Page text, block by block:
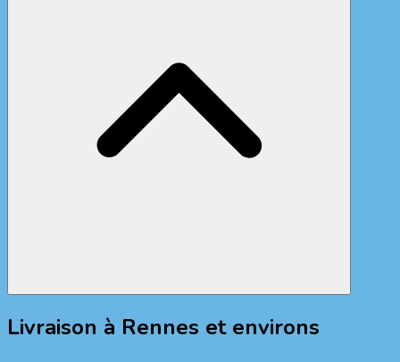
Livraison à Rennes et environs